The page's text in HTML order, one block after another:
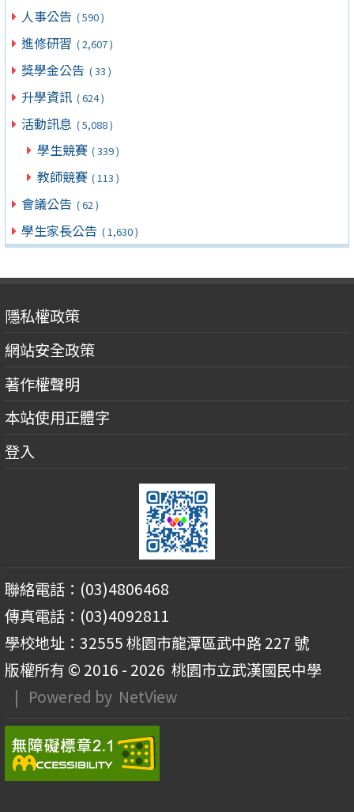
人事公告 ( 590 )
進修研習 ( 2,607 )
獎學金公告 ( 33 )
升學資訊 ( 624 )
活動訊息 ( 5,088 )
學生競賽 ( 339 )
教師競賽 ( 113 )
會議公告 ( 62 )
學生家長公告 ( 1,630 )
隱私權政策
網站安全政策
著作權聲明
本站使用正體字
登入
聯絡電話：(03)4806468
傳真電話：(03)4092811
學校地址：32555 桃園市龍潭區武中路 227 號
版權所有 © 2016 - 2026 桃園市立武漢國民中學
| Powered by NetView